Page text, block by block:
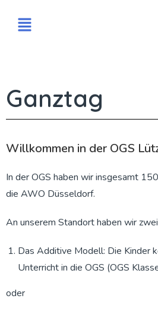
Ganztag
Willkommen in der OGS
In der OGS haben wir insgesamt
die AWO Düsseldorf.
An unserem Standort haben wir
Das Additive Modell: Die Kinder
Unterricht in die OGS (OGS
oder